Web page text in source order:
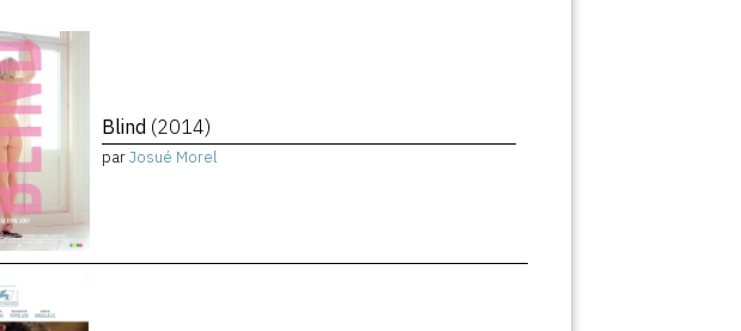
Blind (2014)
parJosué Morel